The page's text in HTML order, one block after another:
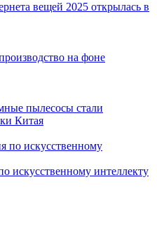
вещей 2025 открылась в
на фоне
пылесосы стали
Китая
искусственному интеллекту